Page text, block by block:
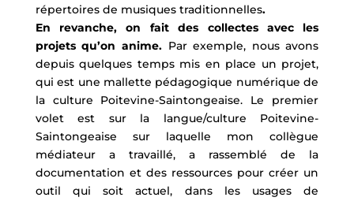
répertoires de musiques traditionnelles.
En revanche, on fait des collectes avec les
projets qu’on anime.Par exemple, nous avons
depuis quelques temps mis en place un projet,
qui est une mallette pédagogique numérique de
la culture Poitevine-Saintongeaise. Le premier
volet est sur la langue/culture Poitevine-
Saintongeaise sur laquelle mon collègue
médiateur a travaillé, a rassemblé de la
documentation et des ressources pour créer un
outil qui soit actuel, dans les usages de